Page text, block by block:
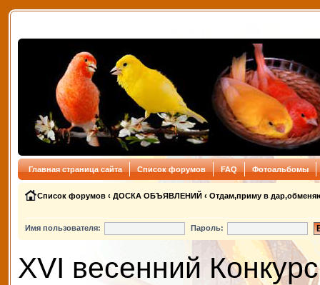
Главная страница сайта Список форумов FAQ Фотоальбомы
Список форумов ‹ ДОСКА ОБЪЯВЛЕНИЙ ‹ Отдам,приму в
Имя пользователя: Пароль:
XVI весенний